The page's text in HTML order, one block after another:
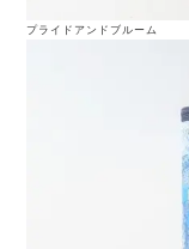
プライドアンドブルーム